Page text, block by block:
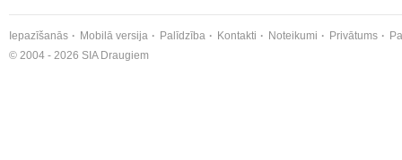
Iepazīšanās Mobilā versija Palīdzība Kontakti Noteikumi Privātums
© 2004 - 2026 SIA Draugiem